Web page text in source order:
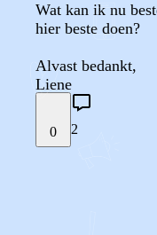
Wat kan ik nu
hier beste doen?
Alvast bedankt,
0 2